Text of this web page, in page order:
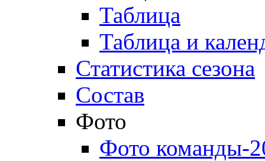
Таблица
Таблица и
Статистика сезона
Состав
Фото
Фото команды-